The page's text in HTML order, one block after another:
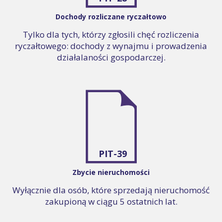
Dochody rozliczane ryczałtowo
Tylko dla tych, którzy zgłosili chęć rozliczenia
ryczałtowego: dochody z wynajmu i prowadzenia
działalaności gospodarczej.
PIT-39
Zbycie nieruchomości
Wyłącznie dla osób, które sprzedają nieruchomość
zakupioną w ciągu 5 ostatnich lat.